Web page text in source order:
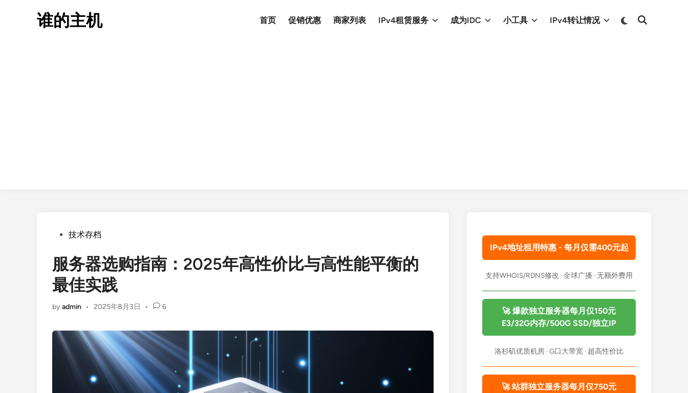
谁的主机 首页 促销优惠 商家列表 IPv4租赁服务 成为IDC 小工具 IPv4转让情况
Switch
Open
Posted技术存档
服务器选购指南：2025年高性价比与高性能平衡的
最佳实践
byadmin • 2025年8月3日 • 6
IPv4地址租用特惠 - 每月仅需400元起
支持WHOIS/RDNS修改 · 全球广播 · 无额外费用
🚀 爆款独立服务器每月仅150元
E3/32G内存/500G SSD/独立IP
洛杉矶优质机房 · G口大带宽 · 超高性价比
🚀 站群独立服务器每月仅750元